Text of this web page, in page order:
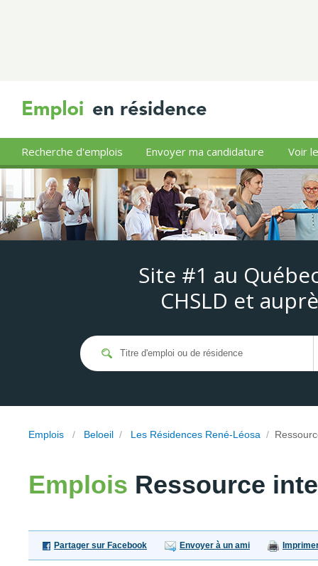
Recherche d'emplois Envoyer ma candidature Voir
Site #1 au
CHSLD et
Emplois / Beloeil / Les Résidences René-Léosa /
Emplois Ressource
Partager sur Facebook Envoyer à un ami